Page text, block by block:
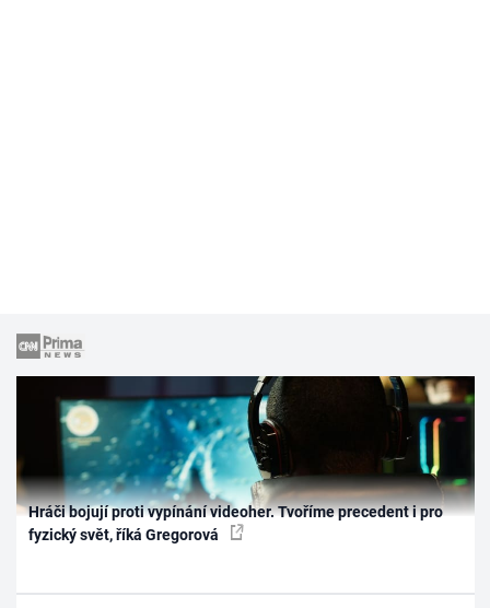
Hráči bojují proti vypínání videoher. Tvoříme precedent i pro
fyzický svět, říká Gregorová